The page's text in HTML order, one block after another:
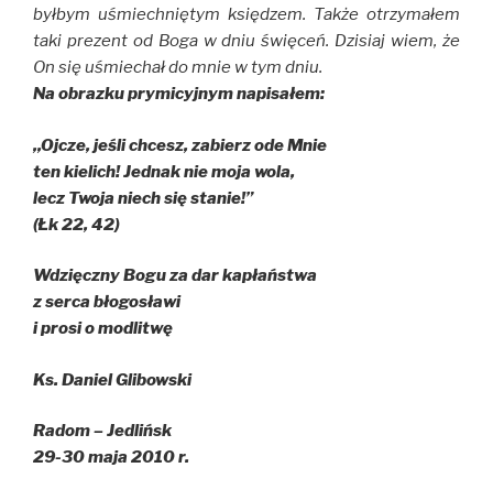
byłbym uśmiechniętym księdzem. Także otrzymałem
taki prezent od Boga w dniu święceń. Dzisiaj wiem, że
On się uśmiechał do mnie w tym dniu.
Na obrazku prymicyjnym napisałem:
,,Ojcze, jeśli chcesz, zabierz ode Mnie
ten kielich! Jednak nie moja wola,
lecz Twoja niech się stanie!”
(Łk 22, 42)
Wdzięczny Bogu za dar kapłaństwa
z serca błogosławi
i prosi o modlitwę
Ks. Daniel Glibowski
Radom – Jedlińsk
29-30 maja 2010 r.